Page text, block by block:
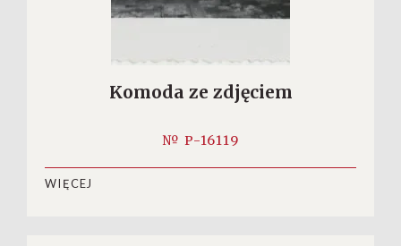
Komoda ze zdjęciem
№ P-16119
WIĘCEJ